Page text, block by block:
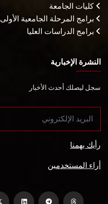
كليات الجامعة
برامج المرحلة الجامعية الأولى
برامج الدراسات العليا
النشرة الإخبارية
سجل ليصلك أحدث الأخبار
رأيك يهمنا
أراء المستخدمين